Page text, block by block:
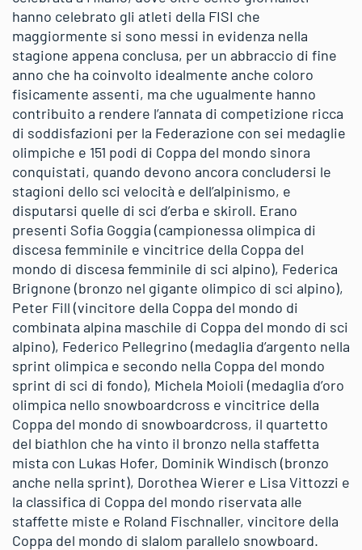
hanno celebrato gli atleti della FISI che
maggiormente si sono messi in evidenza nella
stagione appena conclusa, per un abbraccio di fine
anno che ha coinvolto idealmente anche coloro
fisicamente assenti, ma che ugualmente hanno
contribuito a rendere l’annata di competizione ricca
di soddisfazioni per la Federazione con sei medaglie
olimpiche e 151 podi di Coppa del mondo sinora
conquistati, quando devono ancora concludersi le
stagioni dello sci velocità e dell’alpinismo, e
disputarsi quelle di sci d’erba e skiroll. Erano
presenti Sofia Goggia (campionessa olimpica di
discesa femminile e vincitrice della Coppa del
mondo di discesa femminile di sci alpino), Federica
Brignone (bronzo nel gigante olimpico di sci alpino),
Peter Fill (vincitore della Coppa del mondo di
combinata alpina maschile di Coppa del mondo di sci
alpino), Federico Pellegrino (medaglia d’argento nella
sprint olimpica e secondo nella Coppa del mondo
sprint di sci di fondo), Michela Moioli (medaglia d’oro
olimpica nello snowboardcross e vincitrice della
Coppa del mondo di snowboardcross, il quartetto
del biathlon che ha vinto il bronzo nella staffetta
mista con Lukas Hofer, Dominik Windisch (bronzo
anche nella sprint), Dorothea Wierer e Lisa Vittozzi e
la classifica di Coppa del mondo riservata alle
staffette miste e Roland Fischnaller, vincitore della
Coppa del mondo di slalom parallelo snowboard.